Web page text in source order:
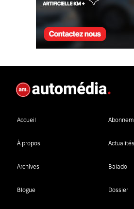
Accueil
À propos Actualités
Archives Balado
Blogue Dossier